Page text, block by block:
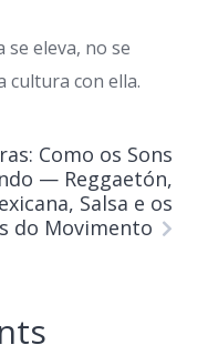
se eleva, no se
cultura con ella.
Como os Sons
— Reggaetón,
Salsa e os
do Movimento